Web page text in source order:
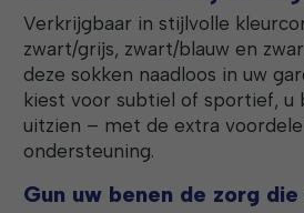
Verkrijgbaar in stijlvolle
zwart/grijs, zwart/blauw en
deze sokken naadloos in uw
kiest voor subtiel of sportief, u
uitzien – met de extra
ondersteuning.
Gun uw benen de zorg